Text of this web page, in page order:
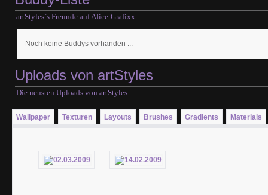
artStyles`s Freunde auf Alice-Grafixx
Noch keine Buddys vorhanden ...
Uploads von artStyles
Die neusten Uploads von artStyles
Wallpaper Texturen Layouts Brushes Gradients Materials